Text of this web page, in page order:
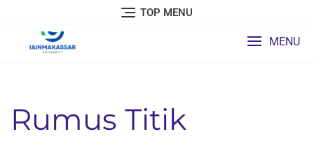
TOP MENU
MENU
Rumus Titik